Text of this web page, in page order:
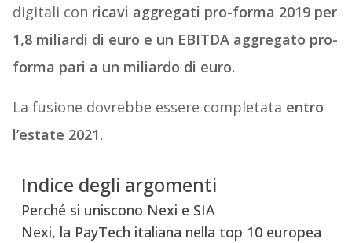
digitali con ricavi aggregati pro-forma 2019 per
1,8 miliardi di euro e un EBITDA aggregato pro-
forma pari a un miliardo di euro.
La fusione dovrebbe essere completata entro
l’estate 2021.
Indice degli argomenti
Perché si uniscono Nexi e SIA
Nexi, la PayTech italiana nella top 10 europea